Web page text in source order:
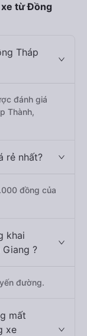
xe từ Đồng
Tháp
đánh giá
Thành,
rẻ nhất?
đồng của
khai
?
đường.
mất
xe